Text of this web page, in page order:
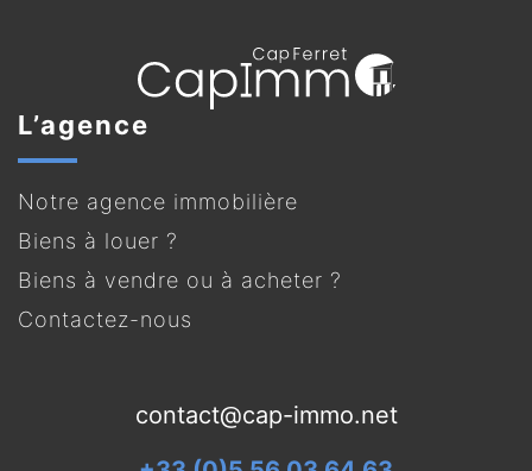
L’agence
Notre agence immobilière
Biens à louer ?
Biens à vendre ou à acheter ?
Contactez-nous
contact@cap-immo.net